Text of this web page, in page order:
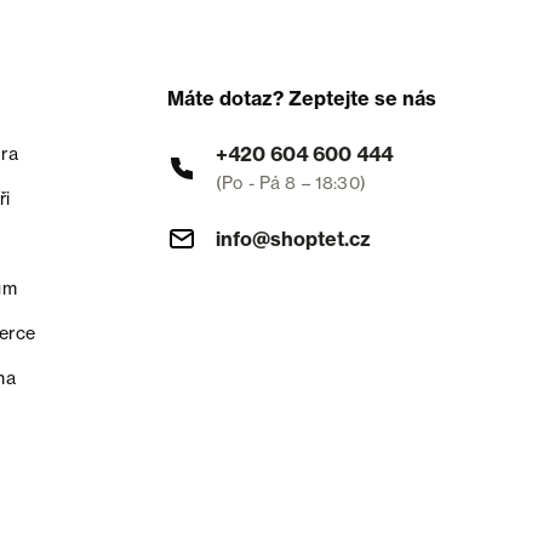
Máte dotaz? Zeptejte se nás
+420 604 600 444
(Po - Pá 8 – 18:30)
info@shoptet.cz